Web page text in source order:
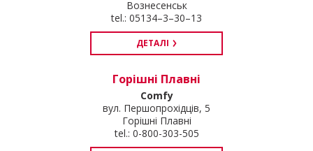
Вознесенськ
tel.: 05134–3–30–13
ДЕТАЛІ
Горішні Плавні
Comfy
вул. Першопрохідців, 5
Горішні Плавні
tel.: 0-800-303-505